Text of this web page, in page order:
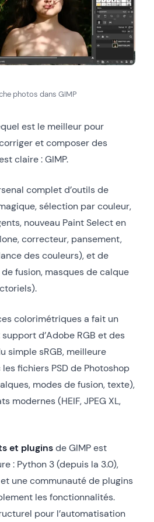
photos dans GIMP
est le meilleur pour
et composer des
claire : GIMP.
complet d’outils de
sélection par couleur,
nouveau Paint Select en
correcteur, pansement,
des couleurs), et de
fusion, masques de calque
colorimétriques a fait un
d’Adobe RGB et des
simple sRGB, meilleure
fichiers PSD de Photoshop
modes de fusion, texte),
modernes (HEIF, JPEG XL,
et pluginsde GIMP est
: Python 3 (depuis la 3.0),
une communauté de plugins
les fonctionnalités.
pour l’automatisation